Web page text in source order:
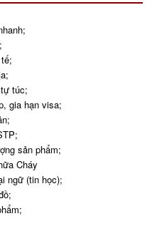
túc;
gia hạn visa;
sản phẩm;
Cháy
ngữ (tin học);